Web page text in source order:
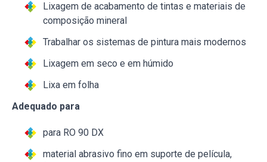
Lixagem de acabamento de tintas e materiais de
composição mineral
Trabalhar os sistemas de pintura mais modernos
Lixagem em seco e em húmido
Lixa em folha
Adequado para
para RO 90 DX
material abrasivo fino em suporte de película,